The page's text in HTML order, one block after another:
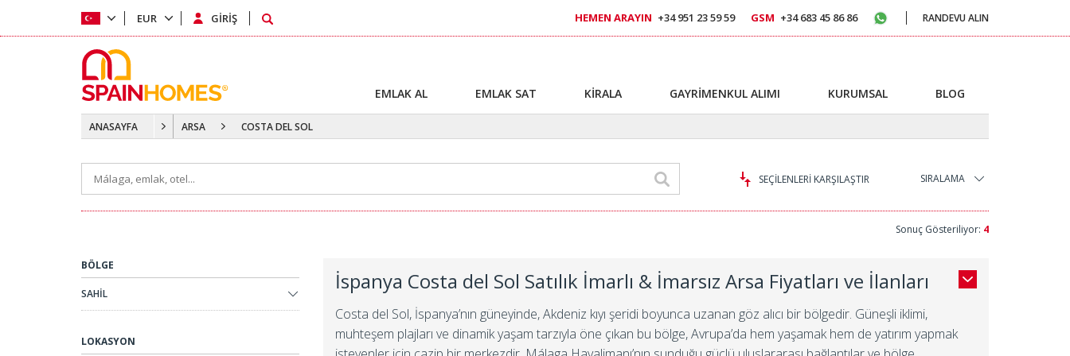
ANASAYFA ARSA COSTA DEL SOL
SEÇİLENLERİ KARŞILAŞTIR SIRALAMA
Sonuç Gösteriliyor: 4
BÖLGE
SAHİL
LOKASYON
İspanya Costa del Sol Satılık İmarlı & İmarsız Arsa Fiyatları ve İlanları
Costa del Sol, İspanya’nın güneyinde, Akdeniz kıyı şeridi boyunca uzanan göz alıcı bir bölgedir. Güneşli iklimi,
muhteşem plajları ve dinamik yaşam tarzıyla öne çıkan bu bölge, Avrupa’da hem yaşamak hem de yatırım yapmak
EUR GİRİŞ HEMEN ARAYIN +34 951 23 59 59 GSM +34 683 45 86 86 RANDEVU ALIN
EMLAK AL EMLAK SAT KİRALA GAYRİMENKUL ALIMI KURUMSAL BLOG